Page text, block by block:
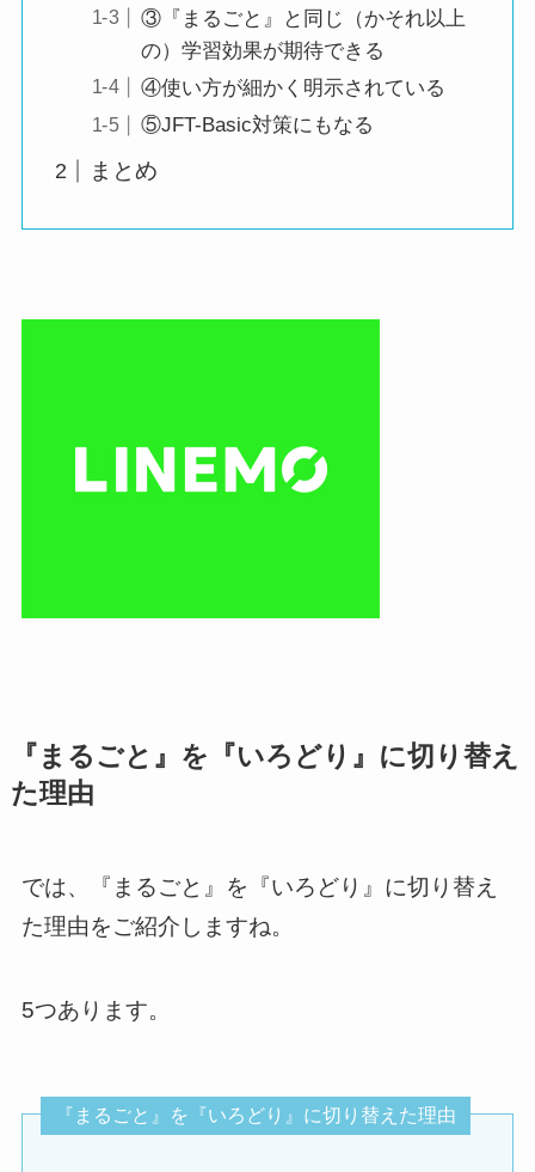
③『まるごと』と同じ（かそれ以上
の）学習効果が期待できる
④使い方が細かく明示されている
⑤JFT-Basic対策にもなる
まとめ
『まるごと』を『いろどり』に切り替え
た理由
では、『まるごと』を『いろどり』に切り替え
た理由をご紹介しますね。
5つあります。
『まるごと』を『いろどり』に切り替えた理由